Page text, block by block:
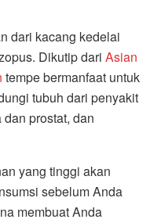
dari kacang kedelai
Dikutip dari Asian
tempe bermanfaat untuk
tubuh dari penyakit
prostat, dan
yang tinggi akan
sebelum Anda
membuat Anda